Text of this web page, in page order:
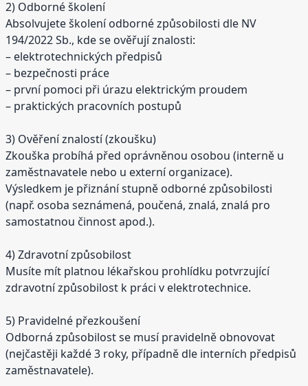
2) Odborné školení
Absolvujete školení odborné způsobilosti dle NV
194/2022 Sb., kde se ověřují znalosti:
– elektrotechnických předpisů
– bezpečnosti práce
– první pomoci při úrazu elektrickým proudem
– praktických pracovních postupů
3) Ověření znalostí (zkoušku)
Zkouška probíhá před oprávněnou osobou (interně u
zaměstnavatele nebo u externí organizace).
Výsledkem je přiznání stupně odborné způsobilosti
(např. osoba seznámená, poučená, znalá, znalá pro
samostatnou činnost apod.).
4) Zdravotní způsobilost
Musíte mít platnou lékařskou prohlídku potvrzující
zdravotní způsobilost k práci v elektrotechnice.
5) Pravidelné přezkoušení
Odborná způsobilost se musí pravidelně obnovovat
(nejčastěji každé 3 roky, případně dle interních předpisů
zaměstnavatele).